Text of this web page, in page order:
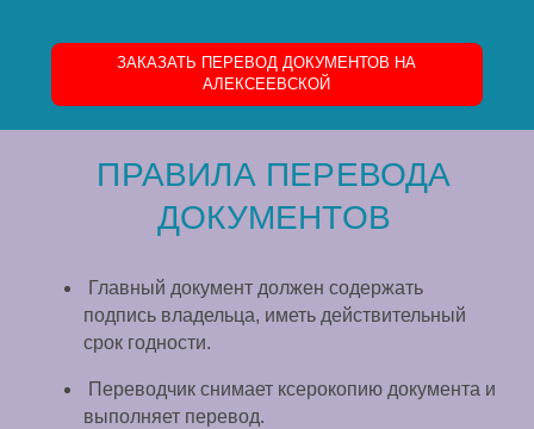
ЗАКАЗАТЬ ПЕРЕВОД ДОКУМЕНТОВ НА
АЛЕКСЕЕВСКОЙ
ПРАВИЛА ПЕРЕВОДА
ДОКУМЕНТОВ
Главный документ должен содержать
подпись владельца, иметь действительный
срок годности.
Переводчик снимает ксерокопию документа и
выполняет перевод.